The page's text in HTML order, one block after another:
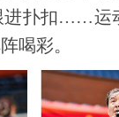
进扑扣……运
喝彩。